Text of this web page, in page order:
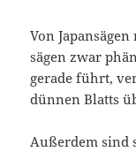
Von
sägen zwar
gerade führt,
dünnen Blatts
Außerdem sind